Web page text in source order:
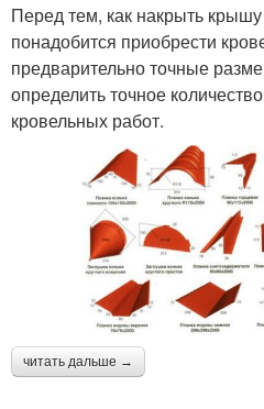
Перед тем, как накрыть
понадобится приобрести
предварительно точные
определить точное
кровельных работ.
читать дальше →